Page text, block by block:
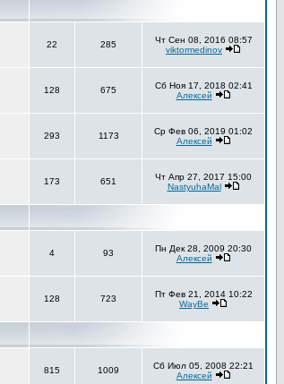
22 285
Чт Сен 08, 2016 08:57
viktormedinov
128 675
Сб Ноя 17, 2018 02:41
Алексей
293 1173
Ср Фев 06, 2019 01:02
Алексей
173 651
Чт Апр 27, 2017 15:00
NastyuhaMal
4 93
Пн Дек 28, 2009 20:30
Алексей
128 723
Пт Фев 21, 2014 10:22
WayBe
815 1009
Сб Июл 05, 2008 22:21
Алексей